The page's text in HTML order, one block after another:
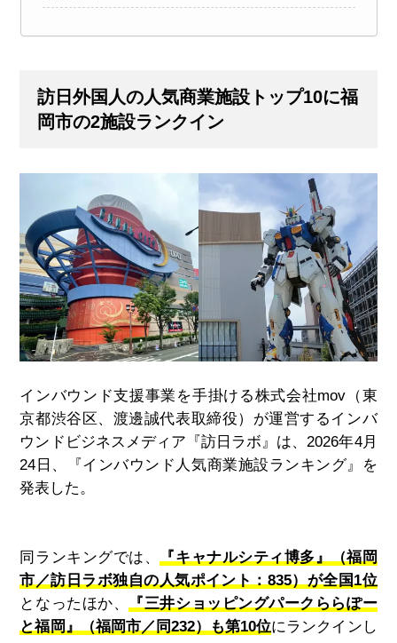
訪日外国人の人気商業施設トップ10に福
岡市の2施設ランクイン
インバウンド支援事業を手掛ける株式会社mov （東
京都渋谷区、渡邊誠代表取締役）が運営するインバ
ウンドビジネスメディア『訪日ラボ』は、2026年4月
24 日、『インバウンド人気商業施設ランキング』を
発表した。
同ランキングでは、『キャナルシティ博多』（福岡
市／訪日ラボ独自の人気ポイント：835）が全国1位
となったほか、『三井ショッピングパークららぽー
と福岡』（福岡市／同232）も第10位にランクインし